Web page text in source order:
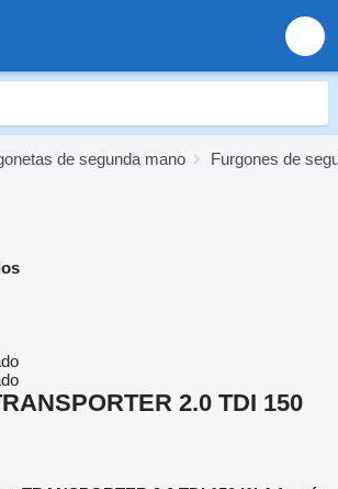
de segunda mano Furgones de
2.0 TDI 150